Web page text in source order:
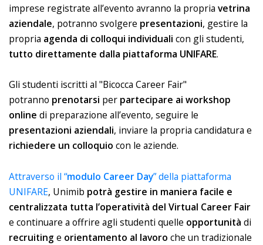
imprese registrate all’evento avranno la propria vetrina
aziendale, potranno svolgere presentazioni, gestire la
propria agenda di colloqui individuali con gli studenti,
tutto direttamente dalla piattaforma UNIFARE.
Gli studenti iscritti al "Bicocca Career Fair"
potranno prenotarsi per partecipare ai workshop
online di preparazione all’evento, seguire le
presentazioni aziendali, inviare la propria candidatura e
richiedere un colloquio con le aziende.
Attraverso il “modulo Career Day” della piattaforma
UNIFARE, Unimib potrà gestire in maniera facile e
centralizzata tutta l’operatività del Virtual Career Fair
e continuare a offrire agli studenti quelle opportunità di
recruiting e orientamento al lavoro che un tradizionale